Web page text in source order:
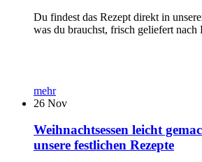
Du findest das Rezept direkt in
was du brauchst, frisch geliefert nach
mehr
26 Nov
Weihnachtsessen leicht
unsere festlichen Rezepte